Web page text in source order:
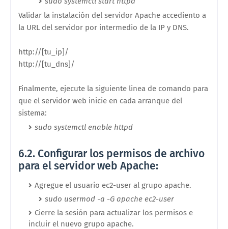
Validar la instalación del servidor Apache accediento a
la URL del servidor por intermedio de la IP y DNS.
http://[tu_ip]/
http://[tu_dns]/
Finalmente, ejecute la siguiente linea de comando para
que el servidor web inicie en cada arranque del
sistema:
sudo systemctl enable httpd
6.2. Configurar los permisos de archivo
para el servidor web Apache:
Agregue el usuario ec2-user al grupo apache.
sudo usermod -a -G apache ec2-user
Cierre la sesión para actualizar los permisos e
incluir el nuevo grupo apache.